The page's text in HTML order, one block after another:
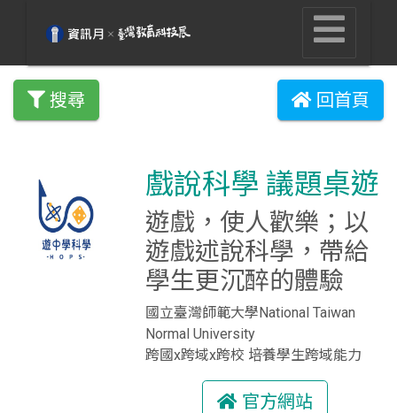
搜尋 回首頁
戲說科學 議題桌遊
遊戲，使人歡樂；以
遊戲述說科學，帶給
學生更沉醉的體驗
國立臺灣師範大學National Taiwan
Normal University
跨國x跨域x跨校 培養學生跨域能力
官方網站